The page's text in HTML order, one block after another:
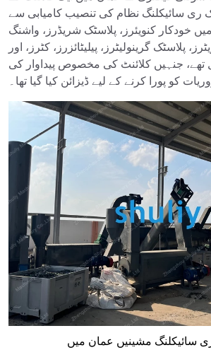
ری سائیکلنگ نظام کی تنصیب کامیابی سے
خودکار کنویئرز، پلاسٹک شریڈرز، واشنگ
پلاسٹک گرینولیٹرز، پیلیٹائزرز، کٹرز، اور
تھے، جنہیں کلائنٹ کی مخصوص پیداوار کی
کو پورا کرنے کے لیے ڈیزائن کیا گیا تھا۔
سائیکلنگ مشینیں عمان میں